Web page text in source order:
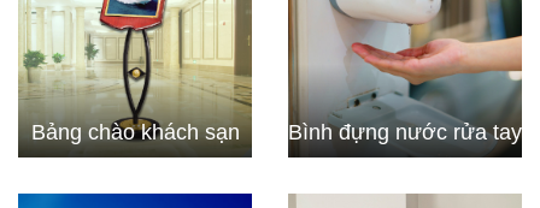
Bảng chào khách sạn Bình đựng nước rửa tay